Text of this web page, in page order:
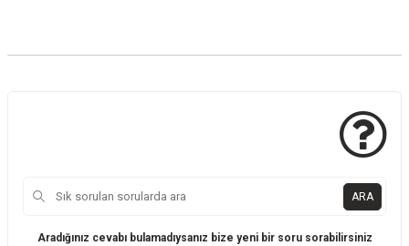
ARA
Aradığınız cevabı bulamadıysanız bize yeni bir soru sorabilirsiniz